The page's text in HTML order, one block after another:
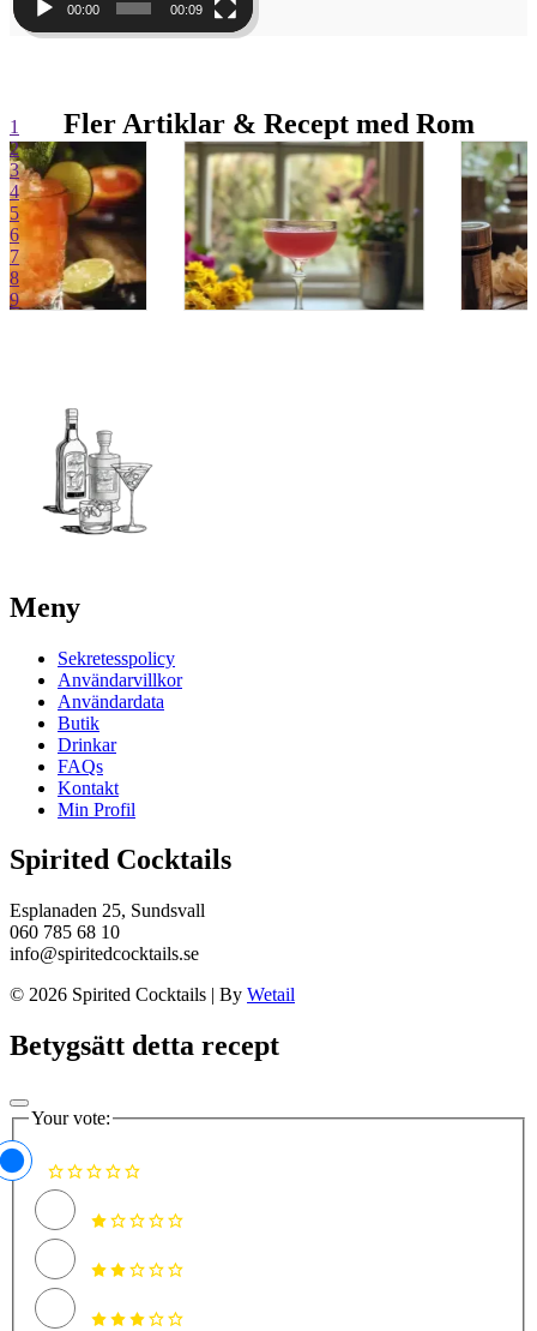
00:00 00:09
Fler Artiklar & Recept med Rom
1
2
3
4
5
6
7
8
9
Meny
Sekretesspolicy
Användarvillkor
Användardata
Butik
Drinkar
FAQs
Kontakt
Min Profil
Spirited Cocktails
Esplanaden 25, Sundsvall
060 785 68 10
info@spiritedcocktails.se
© 2026 Spirited Cocktails | By Wetail
Betygsätt detta recept
Your vote: